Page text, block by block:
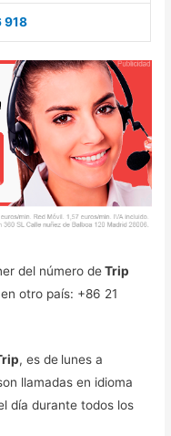
918
del número deTrip
otro país: +86 21
, es de lunes a
llamadas en idioma
día durante todos los